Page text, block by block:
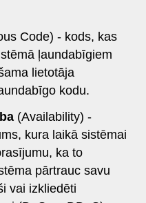
Code) - kods, kas
ļaundabīgiem
lietotāja
kodu.
(Availability) -
kura laikā sistēmai
ka to
pārtrauc savu
vai izkliedēti